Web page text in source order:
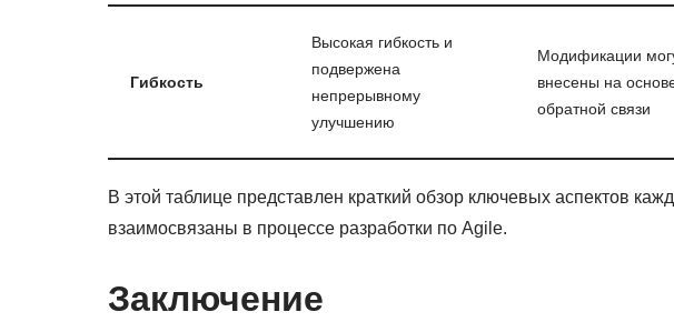
Гибкость
Высокая гибкость и
подвержена
непрерывному
улучшению
Модификации
внесены на
обратной связи
В этой таблице представлен краткий обзор ключевых аспектов
взаимосвязаны в процессе разработки по Agile.
Заключение